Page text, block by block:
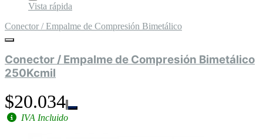
Vista rápida
Conector / Empalme de Compresión Bimetálico
Conector / Empalme de Compresión Bimetálico
250Kcmil
$20.034
IVA Incluido